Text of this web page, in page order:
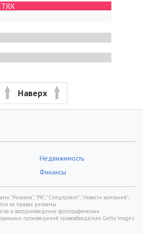
Наверх
Недвижимость
Финансы
"Реклама", "PR", "Спецпроект", "Новости компаний",
на правах рекламы.
и воспроизведение фотографических
произведений правообладателя Getty Images